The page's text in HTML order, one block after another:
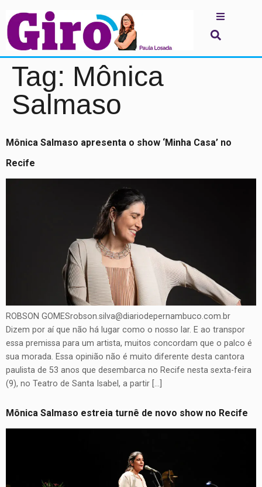
Tag: Mônica
Salmaso
Mônica Salmaso apresenta o show ‘Minha Casa’ no
Recife
ROBSON GOMESrobson.silva@diariodepernambuco.com.br
Dizem por aí que não há lugar como o nosso lar. E ao transpor
essa premissa para um artista, muitos concordam que o palco é
sua morada. Essa opinião não é muito diferente desta cantora
paulista de 53 anos que desembarca no Recife nesta sexta-feira
(9), no Teatro de Santa Isabel, a partir […]
Mônica Salmaso estreia turnê de novo show no Recife